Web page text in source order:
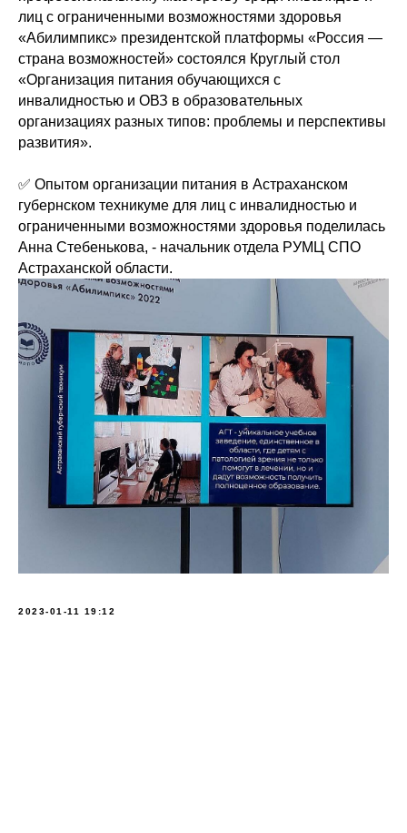
лиц с ограниченными возможностями здоровья
«Абилимпикс» президентской платформы «Россия —
страна возможностей» состоялся Круглый стол
«Организация питания обучающихся с
инвалидностью и ОВЗ в образовательных
организациях разных типов: проблемы и перспективы
развития».
✅ Опытом организации питания в Астраханском
губернском техникуме для лиц с инвалидностью и
ограниченными возможностями здоровья поделилась
Анна Стебенькова, - начальник отдела РУМЦ СПО
Астраханской области.
2023-01-11 19:12